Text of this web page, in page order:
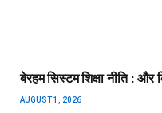
बेरहम सिस्टम शिक्षा नीति : और
AUGUST 1, 2026